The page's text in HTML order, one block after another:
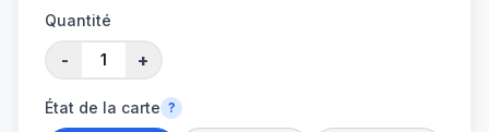
Quantité
- +
État de la carte ?